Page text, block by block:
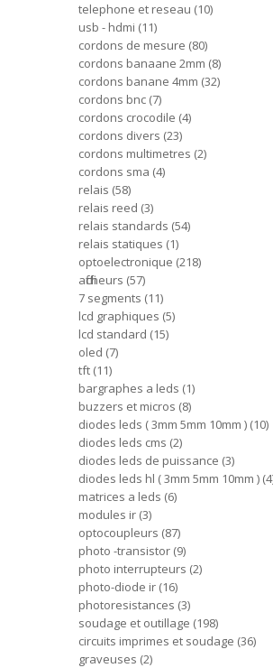
telephone et reseau 10
usb - hdmi 11
cordons de mesure 80
cordons banaane 2mm 8
cordons banane 4mm 32
cordons bnc 7
cordons crocodile 4
cordons divers 23
cordons multimetres 2
cordons sma 4
relais 58
relais reed 3
relais standards 54
relais statiques 1
optoelectronique 218
afficheurs 57
7 segments 11
lcd graphiques 5
lcd standard 15
oled 7
tft 11
bargraphes a leds 1
buzzers et micros 8
diodes leds ( 3mm 5mm 10mm ) 10
diodes leds cms 2
diodes leds de puissance 3
diodes leds hl ( 3mm 5mm 10mm ) 4
matrices a leds 6
modules ir 3
optocoupleurs 87
photo -transistor 9
photo interrupteurs 2
photo-diode ir 16
photoresistances 3
soudage et outillage 198
circuits imprimes et soudage 36
graveuses 2